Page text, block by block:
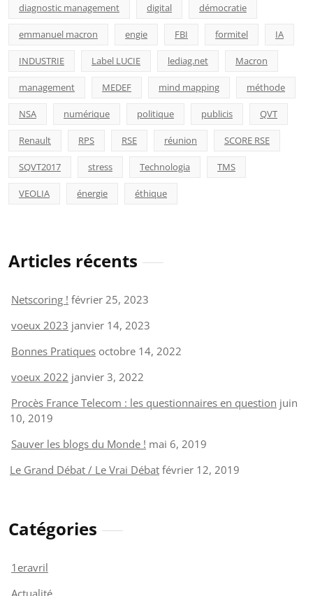
diagnostic management digital démocratie
emmanuel macron engie FBI formitel IA
INDUSTRIE Label LUCIE lediag.net Macron
management MEDEF mind mapping méthode
NSA numérique politique publicis QVT
Renault RPS RSE réunion SCORE RSE
SQVT2017 stress Technologia TMS
VEOLIA énergie éthique
Articles récents
Netscoring ! février 25, 2023
voeux 2023 janvier 14, 2023
Bonnes Pratiques octobre 14, 2022
voeux 2022 janvier 3, 2022
Procès France Telecom : les questionnaires en question juin
10, 2019
Sauver les blogs du Monde ! mai 6, 2019
Le Grand Débat / Le Vrai Débat février 12, 2019
Catégories
1eravril
Actualité